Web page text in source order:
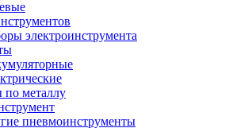
электроинструмента
металлу
пневмоинструменты